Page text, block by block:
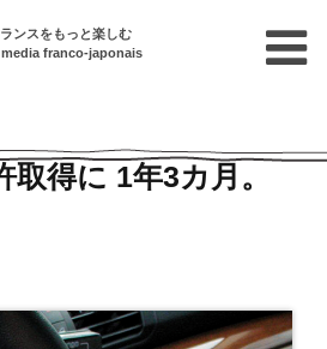
ンスをもっと楽しむ
franco-japonais
得に 1年3カ月。